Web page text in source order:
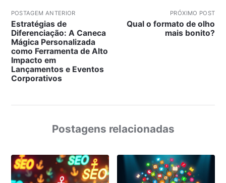
POSTAGEM ANTERIOR
Estratégias de
Diferenciação: A Caneca
Mágica Personalizada
como Ferramenta de Alto
Impacto em
Lançamentos e Eventos
Corporativos
PRÓXIMO POST
Qual o formato de olho
mais bonito?
Postagens relacionadas